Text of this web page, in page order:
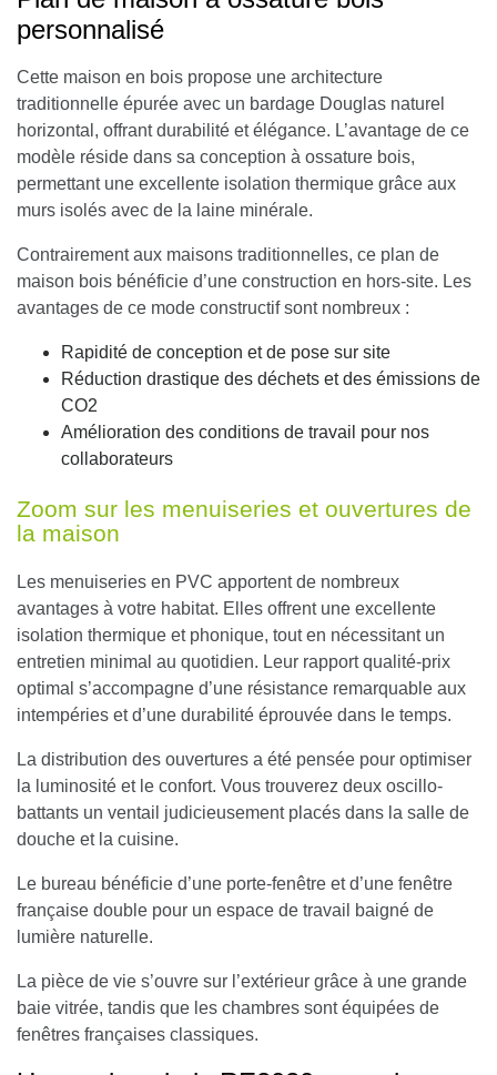
personnalisé
Cette maison en bois propose une architecture
traditionnelle épurée avec un bardage Douglas naturel
horizontal , offrant durabilité et élégance. L’avantage de ce
modèle réside dans sa conception à ossature bois,
permettant une excellente isolation thermique grâce aux
murs isolés avec de la laine minérale.
Contrairement aux maisons traditionnelles, ce plan de
maison bois bénéficie d’une construction en hors-site. Les
avantages de ce mode constructif sont nombreux :
Rapidité de conception et de pose sur site
Réduction drastique des déchets et des émissions de
CO2
Amélioration des conditions de travail pour nos
collaborateurs
Zoom sur les menuiseries et ouvertures de
la maison
Les menuiseries en PVC apportent de nombreux
avantages à votre habitat. Elles offrent une excellente
isolation thermique et phonique, tout en nécessitant un
entretien minimal au quotidien. Leur rapport qualité-prix
optimal s’accompagne d’une résistance remarquable aux
intempéries et d’une durabilité éprouvée dans le temps.
La distribution des ouvertures a été pensée pour optimiser
la luminosité et le confort. Vous trouverez deux oscillo-
battants un ventail judicieusement placés dans la salle de
douche et la cuisine.
Le bureau bénéficie d’une porte-fenêtre et d’une fenêtre
française double pour un espace de travail baigné de
lumière naturelle.
La pièce de vie s’ouvre sur l’extérieur grâce à une grande
baie vitrée, tandis que les chambres sont équipées de
fenêtres françaises classiques.